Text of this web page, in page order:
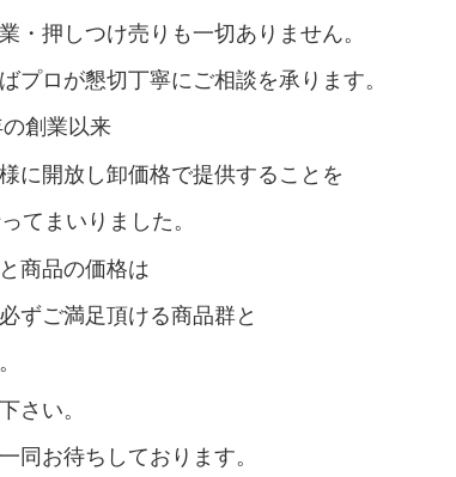
・押しつけ売りも一切ありません。
プロが懇切丁寧にご相談を承ります。
創業以来
に開放し卸価格で提供することを
てまいりました。
商品の価格は
ずご満足頂ける商品群と
さい。
同お待ちしております。